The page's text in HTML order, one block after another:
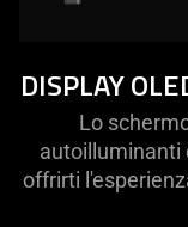
DISPLAY
Lo
autoilluminanti
offrirti